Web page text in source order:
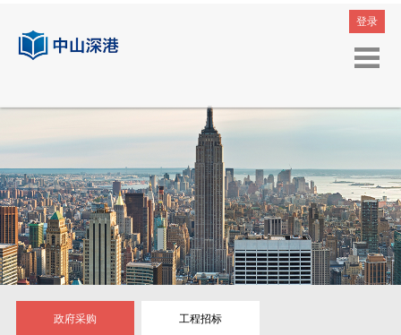
登录
政府采购 工程招标